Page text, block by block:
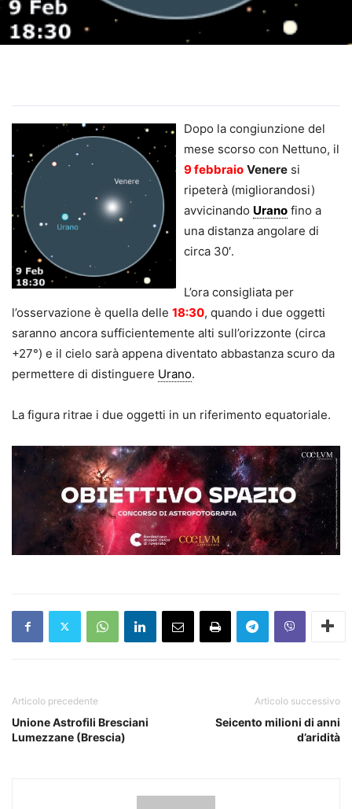
Dopo la congiunzione del
mese scorso con Nettuno, il
9 febbraio Venere si
ripeterà (migliorandosi)
avvicinando Urano fino a
una distanza angolare di
circa 30′.
L’ora consigliata per
l’osservazione è quella delle 18:30, quando i due oggetti
saranno ancora sufficientemente alti sull’orizzonte (circa
+27°) e il cielo sarà appena diventato abbastanza scuro da
permettere di distinguere Urano.
La figura ritrae i due oggetti in un riferimento equatoriale.
Articolo precedente
Unione Astrofili Bresciani
Lumezzane (Brescia)
Articolo successivo
Seicento milioni di anni
d’aridità